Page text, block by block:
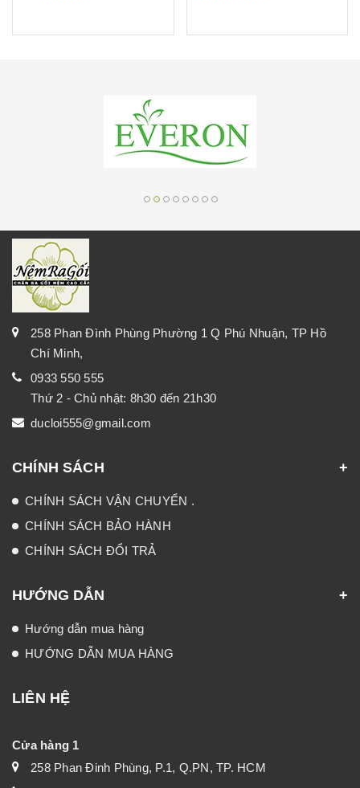
258 Phan Đình Phùng Phường 1 Q Phú Nhuận, TP Hồ
Chí Minh,
0933 550 555
Thứ 2 - Chủ nhật: 8h30 đến 21h30
ducloi555@gmail.com
CHÍNH SÁCH
CHÍNH SÁCH VẬN CHUYỂN .
CHÍNH SÁCH BẢO HÀNH
CHÍNH SÁCH ĐỔI TRẢ
HƯỚNG DẪN
Hướng dẫn mua hàng
HƯỚNG DẪN MUA HÀNG
LIÊN HỆ
Cửa hàng 1
258 Phan Đinh Phùng, P.1, Q.PN, TP. HCM